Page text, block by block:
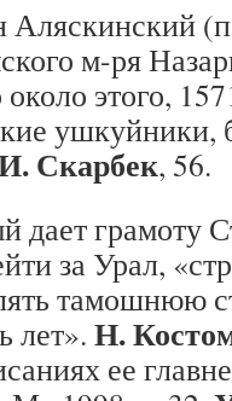
Аляскинский
м-ря
этого,
ушкуйники,
Скарбек, 56.
дает грамоту
за Урал,
тамошнюю
лет». Н.
ее